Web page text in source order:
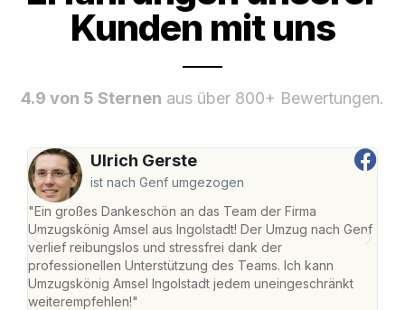
Kunden mit uns
4.9 von 5 Sternen aus über 800+ Bewertungen.
Ulrich Gerste
ist nach Genf umgezogen
"Ein großes Dankeschön an das Team der Firma
Umzugskönig Amsel aus Ingolstadt! Der Umzug nach Genf
verlief reibungslos und stressfrei dank der
professionellen Unterstützung des Teams. Ich kann
Umzugskönig Amsel Ingolstadt jedem uneingeschränkt
weiterempfehlen!"